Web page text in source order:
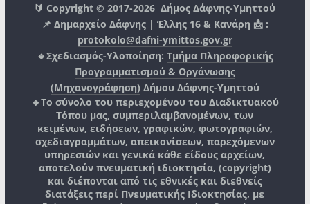
🔰 Copyright © 2017-2026Δήμος Δάφνης-Υμηττού
📌 Δημαρχείο Δάφνης | Έλλης 16 & Κανάρη 📩 :
protokolo@dafni-ymittos.gov.gr
🔹Σχεδιασμός-Υλοποίηση: Τμήμα Πληροφορικής
Προγραμματισμού & Οργάνωσης
(Μηχανογράφηση) Δήμου Δάφνης-Υμηττού
🔸Το σύνολο του περιεχομένου του Διαδικτυακού
Τόπου μας, συμπεριλαμβανομένων, των
κειμένων, ειδήσεων, γραφικών, φωτογραφιών,
σχεδιαγραμμάτων, απεικονίσεων, παρεχόμενων
υπηρεσιών και γενικά κάθε είδους αρχείων,
αποτελούν πνευματική ιδιοκτησία, (copyright)
και διέπονται από τις εθνικές και διεθνείς
διατάξεις περί Πνευματικής Ιδιοκτησίας, με